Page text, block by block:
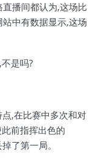
播间都认为,这场比
中有数据显示,这场
是吗?
,在比赛中多次和对
前指挥出色的
了第一局。